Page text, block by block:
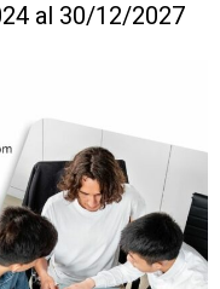
al 30/12/2027